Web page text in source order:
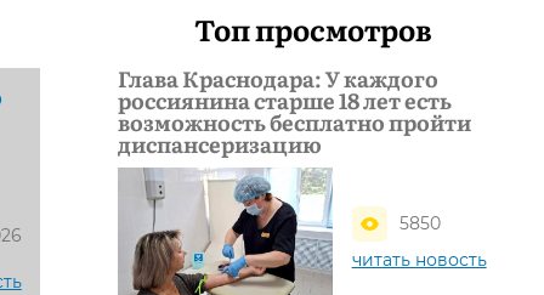
Топ просмотров
Глава Краснодара: У каждого
россиянина старше 18 лет есть
возможность бесплатно пройти
диспансеризацию
5850
читать новость